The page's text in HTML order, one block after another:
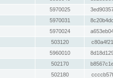
5970025
5970031
5970024
503120
5960010
502170
502180